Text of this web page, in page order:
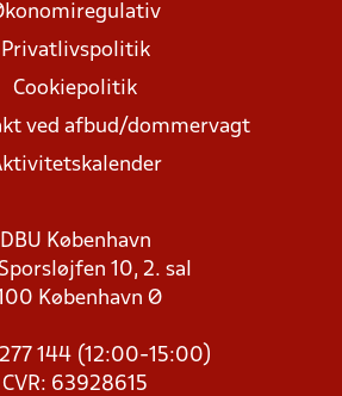
Privatlivspolitik
Cookiepolitik
ved afbud/dommervagt
DBU København
10, 2. sal
København Ø
277 144 (12:00-15:00)
CVR: 63928615